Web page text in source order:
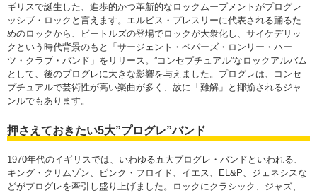
ギリスで誕生した、進歩的かつ革新的なロックムーブメントがプログレ
ッシブ・ロックと言えます。エルビス・プレスリーに代表される踊るた
めのロックから、ビートルズの登場でロックが大衆化し、サイケデリッ
クという時代背景のもと「サージェント・ペパーズ・ロンリー・ハー
ツ・クラブ・バンド」をリリース。”コンセプチュアル”なロックアルバム
として、後のプログレに大きな影響を与えました。プログレは、コンセ
プチュアルで芸術性が高い楽曲が多く、故に「難解」と揶揄されるジャ
ンルでもあります。
押さえておきたい5大”プログレ”バンド
1970年代のイギリスでは、いわゆる五大プログレ・バンドといわれる、
キング・クリムゾン、ピンク・フロイド、イエス、EL&P、ジェネシスな
どがプログレを牽引し盛り上げました。ロックにクラシック、ジャズ、